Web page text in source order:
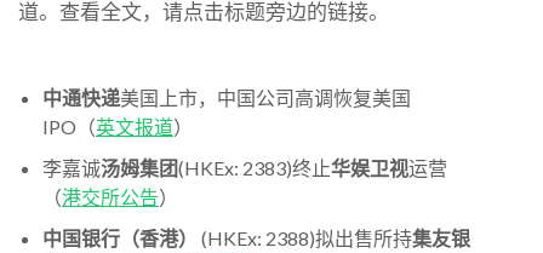
道。查看全文，请点击标题旁边的链接。
中通快递美国上市，中国公司高调恢复美国
IPO（英文报道）
李嘉诚汤姆集团(HKEx: 2383)终止华娱卫视运营
（港交所公告）
中国银行（香港）
(HKEx: 2388)拟出售所持集友银